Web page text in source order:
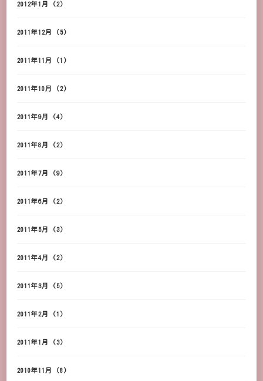
2012年1月 (2)
2011年12月 (5)
2011年11月 (1)
2011年10月 (2)
2011年9月 (4)
2011年8月 (2)
2011年7月 (9)
2011年6月 (2)
2011年5月 (3)
2011年4月 (2)
2011年3月 (5)
2011年2月 (1)
2011年1月 (3)
2010年11月 (8)